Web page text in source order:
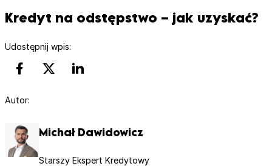
Kredyt na odstępstwo – jak uzyskać?
Udostępnij wpis:
Autor:
Michał Dawidowicz
Starszy Ekspert Kredytowy